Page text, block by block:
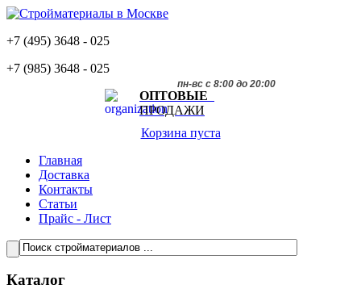
+7 (495) 3648 - 025
+7 (985) 3648 - 025
пн-вс с 8:00 до 20:00
ОПТОВЫЕ
ПРОДАЖИ
Корзина пуста
Главная
Доставка
Контакты
Статьи
Прайс - Лист
Каталог